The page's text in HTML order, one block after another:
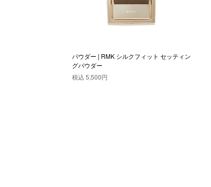
パウダー | RMK シルクフィット セッティン
グパウダー
税込 5,500円